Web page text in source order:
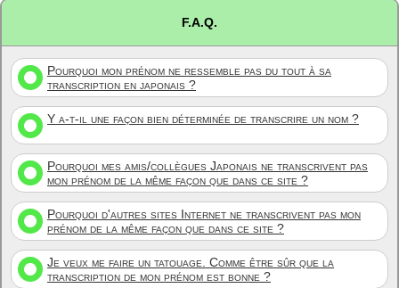
F.A.Q.
Pourquoi mon prénom ne ressemble pas du tout à sa
transcription en japonais ?
Y a-t-il une façon bien déterminée de transcrire un nom ?
Pourquoi mes amis/collègues Japonais ne transcrivent pas
mon prénom de la même façon que dans ce site ?
Pourquoi d'autres sites Internet ne transcrivent pas mon
prénom de la même façon que dans ce site ?
Je veux me faire un tatouage. Comme être sûr que la
transcription de mon prénom est bonne ?